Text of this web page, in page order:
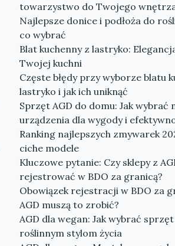
towarzystwo do Twojego
Najlepsze donice i podłoża do
co wybrać
Blat kuchenny z lastryko:
Twojej kuchni
Częste błędy przy wyborze blatu
lastryko i jak ich uniknąć
Sprzęt AGD do domu: Jak wybrać
urządzenia dla wygody i
Ranking najlepszych zmywarek
ciche modele
Kluczowe pytanie: Czy sklepy z
rejestrować w BDO za granicą?
Obowiązek rejestracji w BDO za
AGD muszą to zrobić?
AGD dla wegan: Jak wybrać
roślinnym stylom życia